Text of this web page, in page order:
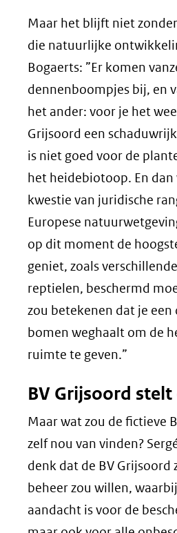
Maar het blijft niet
die natuurlijke
Bogaerts: ”Er komen
dennenboompjes bij, en
het ander: voor je het
Grijsoord een
is niet goed voor de
het heidebiotoop. En
kwestie van juridische
Europese
op dit moment de
geniet, zoals
reptielen, beschermd
zou betekenen dat je een
bomen weghaalt om de
ruimte te geven.”
BV Grijsoord stelt
Maar wat zou de fictieve
zelf nou van vinden?
denk dat de BV Grijsoord
beheer zou willen,
aandacht is voor de